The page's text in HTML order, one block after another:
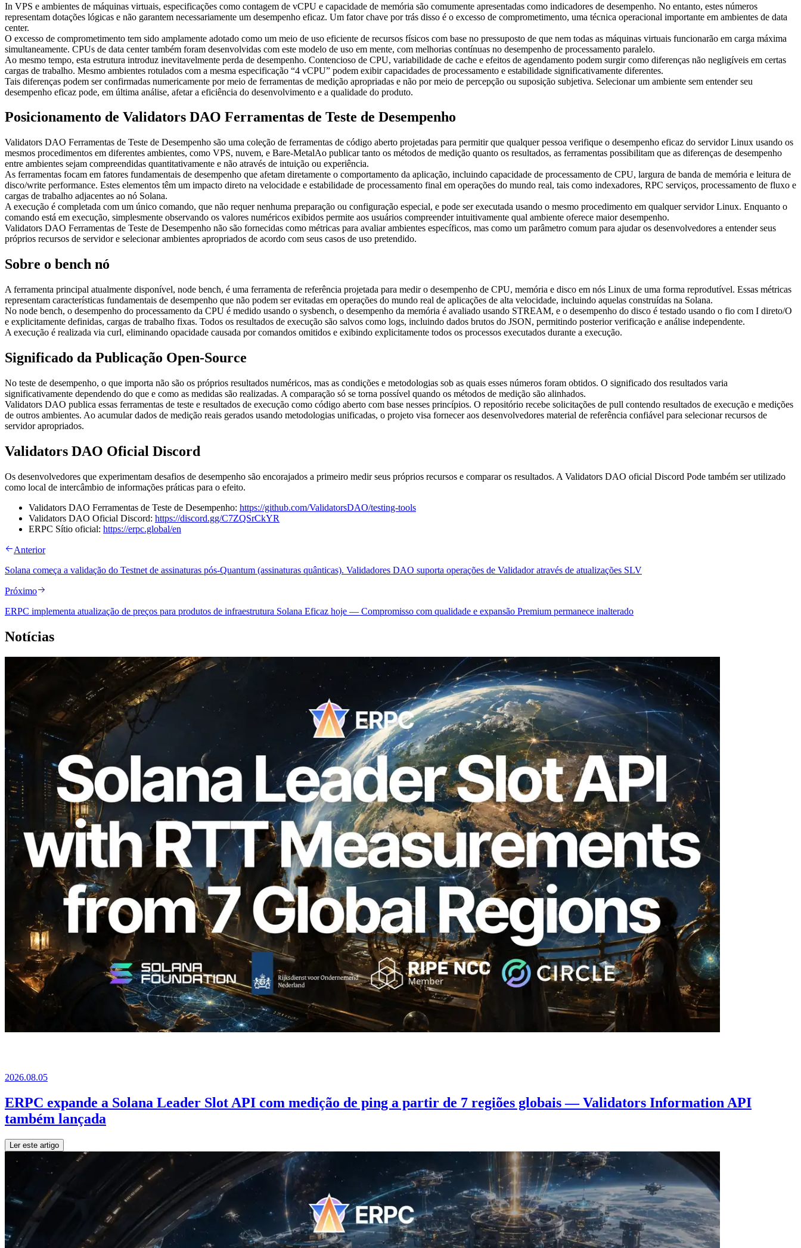
In VPS e ambientes de máquinas virtuais, especificações como contagem de vCPU e capacidade de memória são comumente apresentadas como indicadores de desempenho. No entanto, estes números
representam dotações lógicas e não garantem necessariamente um desempenho eficaz. Um fator chave por trás disso é o excesso de comprometimento, uma técnica operacional importante em ambientes de data
center.
O excesso de comprometimento tem sido amplamente adotado como um meio de uso eficiente de recursos físicos com base no pressuposto de que nem todas as máquinas virtuais funcionarão em carga máxima
simultaneamente. CPUs de data center também foram desenvolvidas com este modelo de uso em mente, com melhorias contínuas no desempenho de processamento paralelo.
Ao mesmo tempo, esta estrutura introduz inevitavelmente perda de desempenho. Contencioso de CPU, variabilidade de cache e efeitos de agendamento podem surgir como diferenças não negligíveis em certas
cargas de trabalho. Mesmo ambientes rotulados com a mesma especificação “4 vCPU” podem exibir capacidades de processamento e estabilidade significativamente diferentes.
Tais diferenças podem ser confirmadas numericamente por meio de ferramentas de medição apropriadas e não por meio de percepção ou suposição subjetiva. Selecionar um ambiente sem entender seu
desempenho eficaz pode, em última análise, afetar a eficiência do desenvolvimento e a qualidade do produto.
Posicionamento de Validators DAO Ferramentas de Teste de Desempenho
Validators DAO Ferramentas de Teste de Desempenho são uma coleção de ferramentas de código aberto projetadas para permitir que qualquer pessoa verifique o desempenho eficaz do servidor Linux usando os
mesmos procedimentos em diferentes ambientes, como VPS, nuvem, e Bare-MetalAo publicar tanto os métodos de medição quanto os resultados, as ferramentas possibilitam que as diferenças de desempenho
entre ambientes sejam compreendidas quantitativamente e não através de intuição ou experiência.
As ferramentas focam em fatores fundamentais de desempenho que afetam diretamente o comportamento da aplicação, incluindo capacidade de processamento de CPU, largura de banda de memória e leitura de
disco/write performance. Estes elementos têm um impacto direto na velocidade e estabilidade de processamento final em operações do mundo real, tais como indexadores, RPC serviços, processamento de fluxo e
cargas de trabalho adjacentes ao nó Solana.
A execução é completada com um único comando, que não requer nenhuma preparação ou configuração especial, e pode ser executada usando o mesmo procedimento em qualquer servidor Linux. Enquanto o
comando está em execução, simplesmente observando os valores numéricos exibidos permite aos usuários compreender intuitivamente qual ambiente oferece maior desempenho.
Validators DAO Ferramentas de Teste de Desempenho não são fornecidas como métricas para avaliar ambientes específicos, mas como um parâmetro comum para ajudar os desenvolvedores a entender seus
próprios recursos de servidor e selecionar ambientes apropriados de acordo com seus casos de uso pretendido.
Sobre o bench nó
A ferramenta principal atualmente disponível, node bench, é uma ferramenta de referência projetada para medir o desempenho de CPU, memória e disco em nós Linux de uma forma reprodutível. Essas métricas
representam características fundamentais de desempenho que não podem ser evitadas em operações do mundo real de aplicações de alta velocidade, incluindo aquelas construídas na Solana.
No node bench, o desempenho do processamento da CPU é medido usando o sysbench, o desempenho da memória é avaliado usando STREAM, e o desempenho do disco é testado usando o fio com I direto/O
e explicitamente definidas, cargas de trabalho fixas. Todos os resultados de execução são salvos como logs, incluindo dados brutos do JSON, permitindo posterior verificação e análise independente.
A execução é realizada via curl, eliminando opacidade causada por comandos omitidos e exibindo explicitamente todos os processos executados durante a execução.
Significado da Publicação Open-Source
No teste de desempenho, o que importa não são os próprios resultados numéricos, mas as condições e metodologias sob as quais esses números foram obtidos. O significado dos resultados varia
significativamente dependendo do que e como as medidas são realizadas. A comparação só se torna possível quando os métodos de medição são alinhados.
Validators DAO publica essas ferramentas de teste e resultados de execução como código aberto com base nesses princípios. O repositório recebe solicitações de pull contendo resultados de execução e medições
de outros ambientes. Ao acumular dados de medição reais gerados usando metodologias unificadas, o projeto visa fornecer aos desenvolvedores material de referência confiável para selecionar recursos de
servidor apropriados.
Validators DAO Oficial Discord
Os desenvolvedores que experimentam desafios de desempenho são encorajados a primeiro medir seus próprios recursos e comparar os resultados. A Validators DAO oficial Discord Pode também ser utilizado
como local de intercâmbio de informações práticas para o efeito.
Validators DAO Ferramentas de Teste de Desempenho: https://github.com/ValidatorsDAO/testing-tools
Validators DAO Oficial Discord: https://discord.gg/C7ZQSrCkYR
ERPC Sítio oficial: https://erpc.global/en
Anterior
Solana começa a validação do Testnet de assinaturas pós-Quantum (assinaturas quânticas). Validadores DAO suporta operações de Validador através de atualizações SLV
Próximo
ERPC implementa atualização de preços para produtos de infraestrutura Solana Eficaz hoje — Compromisso com qualidade e expansão Premium permanece inalterado
Notícias
2026.08.05
ERPC expande a Solana Leader Slot API com medição de ping a partir de 7 regiões globais — Validators Information API
também lançada
Ler este artigo